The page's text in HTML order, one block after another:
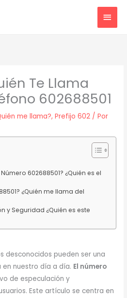
Te Llama
602688501
me llama?,Prefijo 602 / Por
602688501? ¿Quién es el
¿Quién me llama del
y Seguridad ¿Quién es este
desconocidos pueden ser una
nuestro día a día. El número
de especulación y
Este artículo se centra en